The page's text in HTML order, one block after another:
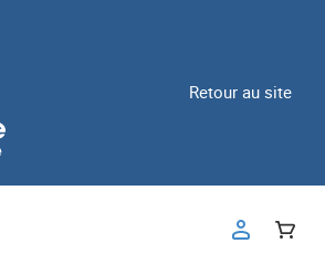
Retour au site